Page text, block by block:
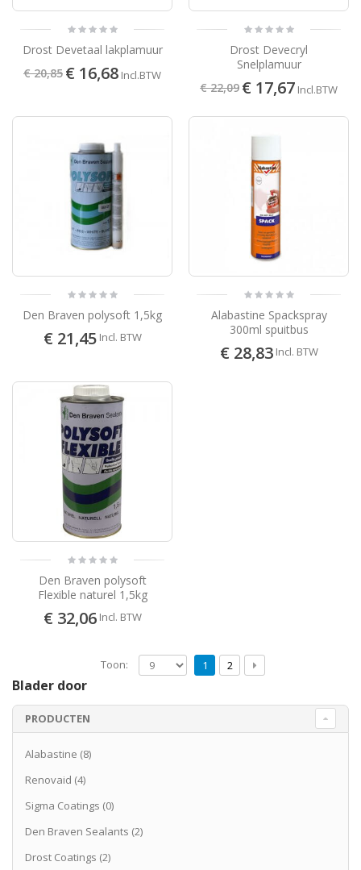
Drost Devetaal lakplamuur
€ 20,85 € 16,68 Incl.BTW
Drost Devecryl
Snelplamuur
€ 22,09 € 17,67 Incl.BTW
Den Braven polysoft 1,5kg
€ 21,45 Incl. BTW
Alabastine Spackspray
300ml spuitbus
€ 28,83 Incl. BTW
Den Braven polysoft
Flexible naturel 1,5kg
€ 32,06 Incl. BTW
1 2
Toon:
Blader door
PRODUCTEN
Alabastine (8)
Renovaid (4)
Sigma Coatings (0)
Den Braven Sealants (2)
Drost Coatings (2)